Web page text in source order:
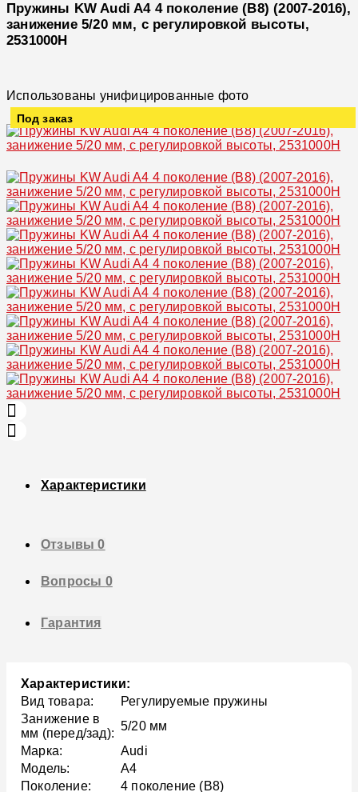
Пружины KW Audi A4 4 поколение (B8) (2007-2016),
занижение 5/20 мм, с регулировкой высоты,
2531000H
Использованы унифицированные фото
Под заказ
Характеристики
Отзывы0
Вопросы 0
Гарантия
Характеристики:
Вид товара:
Регулируемые пружины
Занижение в
мм (перед/зад):
5/20 мм
Марка:
Audi
Модель:
A4
Поколение:
4 поколение (B8)